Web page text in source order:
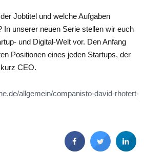
Jobtitel und welche Aufgaben
In unserer neuen Serie stellen wir euch
und Digital-Welt vor. Den Anfang
Positionen eines jeden Startups, der
CEO.
allgemein/companisto-david-rhotert-